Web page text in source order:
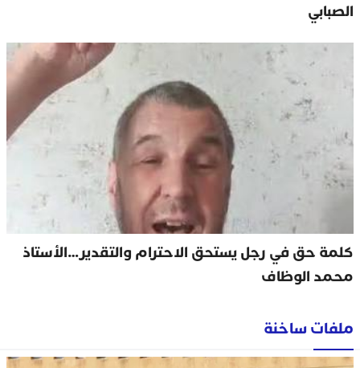
الصبابي
كلمة حق في رجل يستحق الاحترام والتقدير…الأستاذ
محمد الوظاف
ملفات ساخنة